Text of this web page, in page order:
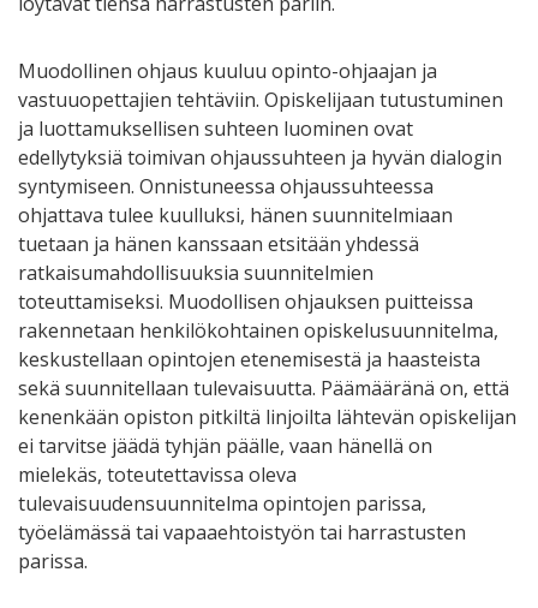
Muodollinen ohjaus kuuluu opinto-ohjaajan ja
vastuuopettajien tehtäviin. Opiskelijaan tutustuminen
ja luottamuksellisen suhteen luominen ovat
edellytyksiä toimivan ohjaussuhteen ja hyvän dialogin
syntymiseen. Onnistuneessa ohjaussuhteessa
ohjattava tulee kuulluksi, hänen suunnitelmiaan
tuetaan ja hänen kanssaan etsitään yhdessä
ratkaisumahdollisuuksia suunnitelmien
toteuttamiseksi. Muodollisen ohjauksen puitteissa
rakennetaan henkilökohtainen opiskelusuunnitelma,
keskustellaan opintojen etenemisestä ja haasteista
sekä suunnitellaan tulevaisuutta. Päämääränä on, että
kenenkään opiston pitkiltä linjoilta lähtevän opiskelijan
ei tarvitse jäädä tyhjän päälle, vaan hänellä on
mielekäs, toteutettavissa oleva
tulevaisuudensuunnitelma opintojen parissa,
työelämässä tai vapaaehtoistyön tai harrastusten
parissa.